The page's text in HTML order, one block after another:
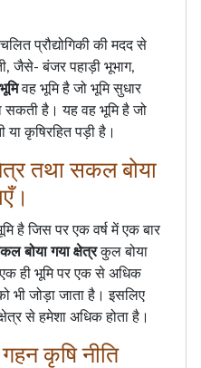
प्रौद्योगिकी की मदद से
जैसे- बंजर पहाड़ी भूभाग,
वह भूमि है जो भूमि सुधार
सकती है। यह वह भूमि है जो
या कृषिरहित पड़ी है।
तथा सकल बोया
है जिस पर एक वर्ष में एक बार
बोया गया क्षेत्रकुल बोया
एक ही भूमि पर एक से अधिक
भी जोड़ा जाता है। इसलिए
से हमेशा अधिक होता है।
कृषि नीति